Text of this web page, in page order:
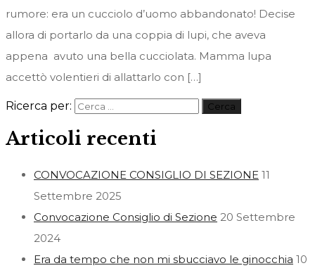
rumore: era un cucciolo d’uomo abbandonato! Decise
allora di portarlo da una coppia di lupi, che aveva
appena avuto una bella cucciolata. Mamma lupa
accettò volentieri di allattarlo con […]
Ricerca per:
Articoli recenti
CONVOCAZIONE CONSIGLIO DI SEZIONE 11
Settembre 2025
Convocazione Consiglio di Sezione 20 Settembre
2024
Era da tempo che non mi sbucciavo le ginocchia 10